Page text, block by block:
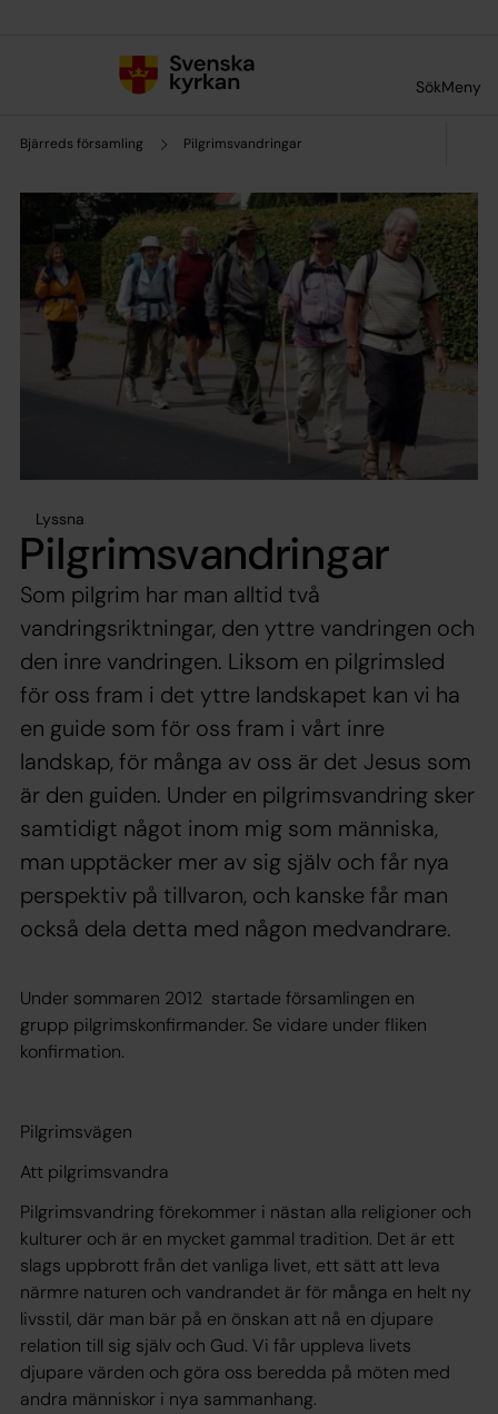
SökMeny
Bjärreds församling Pilgrimsvandringar
Lyssna
Pilgrimsvandringar
Som pilgrim har man alltid två
vandringsriktningar, den yttre vandringen och
den inre vandringen. Liksom en pilgrimsled
för oss fram i det yttre landskapet kan vi ha
en guide som för oss fram i vårt inre
landskap, för många av oss är det Jesus som
är den guiden. Under en pilgrimsvandring sker
samtidigt något inom mig som människa,
man upptäcker mer av sig själv och får nya
perspektiv på tillvaron, och kanske får man
också dela detta med någon medvandrare.
Under sommaren 2012 startade församlingen en
grupp pilgrimskonfirmander. Se vidare under fliken
konfirmation.
Pilgrimsvägen
Att pilgrimsvandra
Pilgrimsvandring förekommer i nästan alla religioner och
kulturer och är en mycket gammal tradition. Det är ett
slags uppbrott från det vanliga livet, ett sätt att leva
närmre naturen och vandrandet är för många en helt ny
livsstil, där man bär på en önskan att nå en djupare
relation till sig själv och Gud. Vi får uppleva livets
djupare värden och göra oss beredda på möten med
andra människor i nya sammanhang.